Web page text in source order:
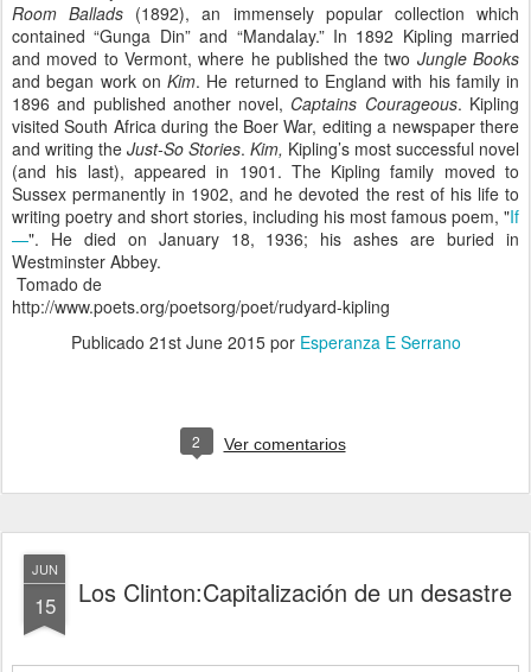
Room Ballads (1892), an immensely popular collection which
contained “Gunga Din” and “Mandalay.” In 1892 Kipling married
and moved to Vermont, where he published the two Jungle Books
and began work on Kim. He returned to England with his family in
1896 and published another novel, Captains Courageous. Kipling
visited South Africa during the Boer War, editing a newspaper there
and writing the Just-So Stories. Kim, Kipling’s most successful novel
(and his last), appeared in 1901. The Kipling family moved to
Sussex permanently in 1902, and he devoted the rest of his life to
writing poetry and short stories, including his most famous poem, "If
—". He died on January 18, 1936; his ashes are buried in
Westminster Abbey.
Tomado de
http://www.poets.org/poetsorg/poet/rudyard-kipling
Publicado 21st June 2015por Esperanza E Serrano
2 Ver comentarios
JUN
15 Los Clinton:Capitalización de un desastre